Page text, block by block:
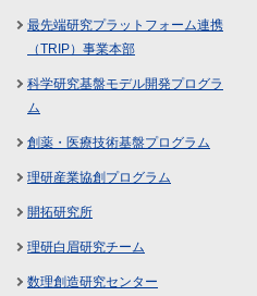
最先端研究プラットフォーム連携
（TRIP）事業本部
科学研究基盤モデル開発プログラ
ム
創薬・医療技術基盤プログラム
理研産業協創プログラム
開拓研究所
理研白眉研究チーム
数理創造研究センター